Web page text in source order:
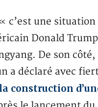
c’est une
Donald
De son
a déclaré avec
la construction